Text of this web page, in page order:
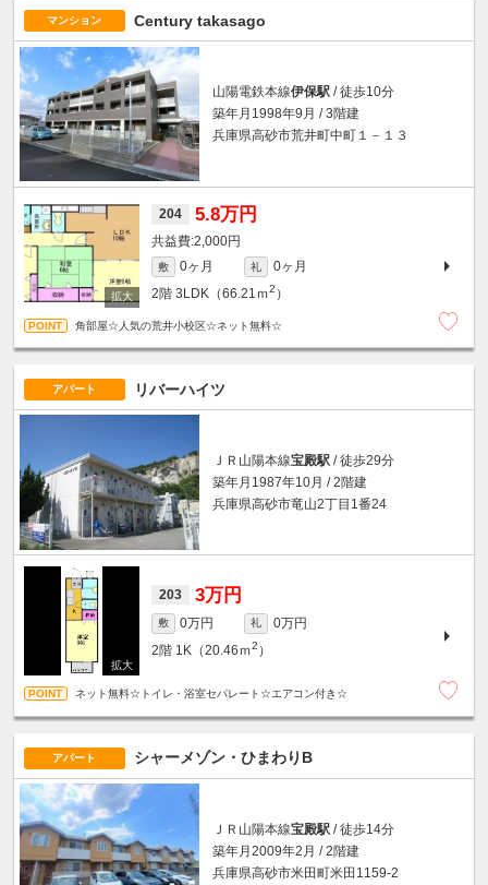
マンション Century takasago
山陽電鉄本線伊保駅 / 徒歩10分
築年月1998年9月 / 3階建
兵庫県高砂市荒井町中町１－１３
204 5.8万円
2,000円
敷 0ヶ月 礼
0ヶ月
2階 3LDK（66.21ｍ2 ）
角部屋☆人気の荒井小校区☆ネット無料☆
アパート リバーハイツ
ＪＲ山陽本線宝殿駅 / 徒歩29分
築年月1987年10月 / 2階建
兵庫県高砂市竜山2丁目1番24
203 3万円
敷 0万円 礼
0万円
2階 1K（20.46ｍ2 ）
ネット無料☆トイレ・浴室セパレート☆エアコン付き☆
アパート シャーメゾン・ひまわりB
ＪＲ山陽本線宝殿駅 / 徒歩14分
築年月2009年2月 / 2階建
兵庫県高砂市米田町米田1159-2